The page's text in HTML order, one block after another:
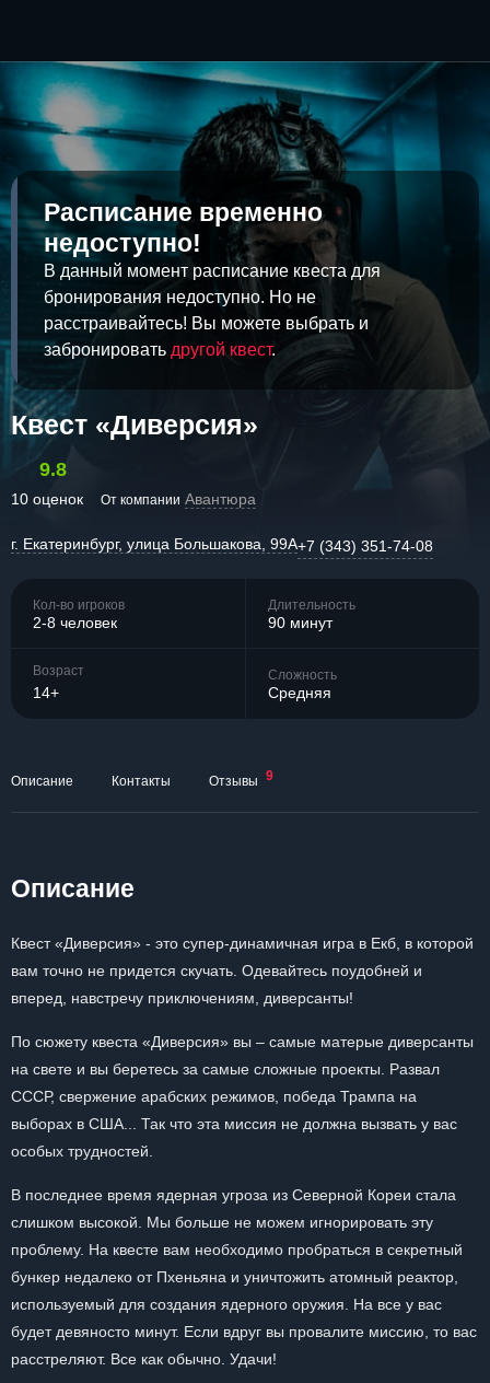
Расписание временно
недоступно!
В данный момент расписание квеста для
бронирования недоступно. Но не
расстраивайтесь! Вы можете выбрать и
забронировать другой квест.
Квест «Диверсия»
9.8
10 оценок От компании Авантюра
г. Екатеринбург, улица Большакова, 99А+7 (343) 351-74-08
Кол-во игроков
2-8 человек
Длительность
90 минут
Возраст
14+
Сложность
Средняя
Описание Контакты Отзывы 9
Описание
Квест «Диверсия» - это супер-динамичная игра в Екб, в которой
вам точно не придется скучать. Одевайтесь поудобней и
вперед, навстречу приключениям, диверсанты!
По сюжету квеста «Диверсия» вы – самые матерые диверсанты
на свете и вы беретесь за самые сложные проекты. Развал
СССР, свержение арабских режимов, победа Трампа на
выборах в США... Так что эта миссия не должна вызвать у вас
особых трудностей.
В последнее время ядерная угроза из Северной Кореи стала
слишком высокой. Мы больше не можем игнорировать эту
проблему. На квесте вам необходимо пробраться в секретный
бункер недалеко от Пхеньяна и уничтожить атомный реактор,
используемый для создания ядерного оружия. На все у вас
будет девяносто минут. Если вдруг вы провалите миссию, то вас
расстреляют. Все как обычно. Удачи!